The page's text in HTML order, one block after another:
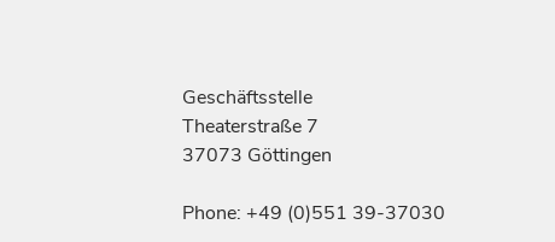
Geschäftsstelle
Theaterstraße 7
37073 Göttingen
Phone: +49 (0)551 39-37030